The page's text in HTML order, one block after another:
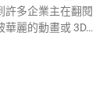
許多企業主在翻閱
華麗的動畫或 3D…